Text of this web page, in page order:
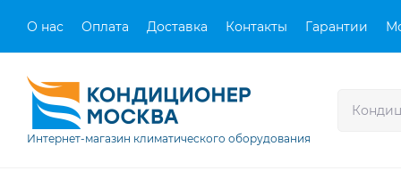
О нас Оплата Доставка Контакты Гарантии
Интернет-магазин климатического оборудования